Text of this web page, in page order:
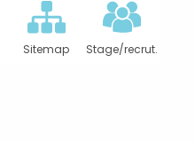
Sitemap Stage/recrut.